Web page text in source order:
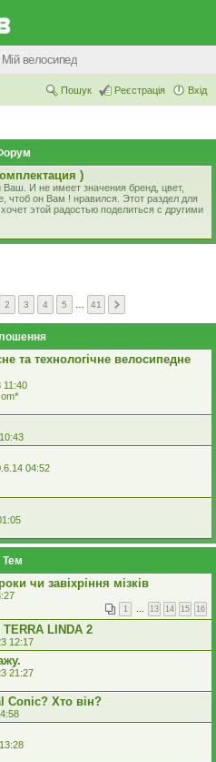
Мiй велосипед
Вхід
Реєстрація
Пошук
)
И не имеет значения бренд, цвет,
чтоб он Вам ! нравился. Этот раздел для
этой радостью поделиться с другими
2 3 4 5 41
та технологічне велосипедне
11:40
04:52
Тем
чи завіхріння мізків
1 … 13 14 15 16
LINDA 2
12:17
21:27
Conic? Хто він?